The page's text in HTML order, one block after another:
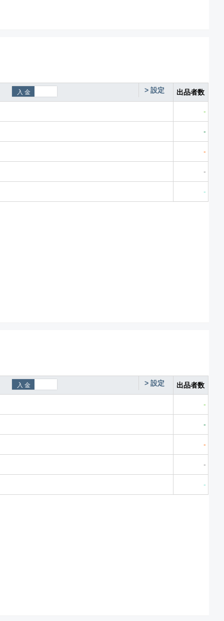
> 設定 出品者数
-
-
-
-
-
> 設定 出品者数
-
-
-
-
-